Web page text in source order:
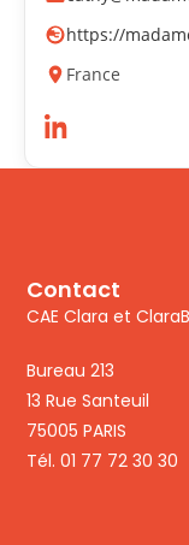
https://
France
Contact
CAE Clara et
Bureau 213
13 Rue Santeuil
75005 PARIS
Tél. 01 77 72 30 30